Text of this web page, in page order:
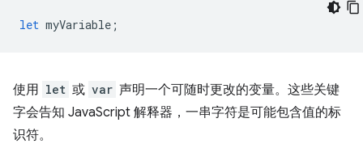
let myVariable ;
使用 let 或 var 声明一个可随时更改的变量。这些关键
字会告知 JavaScript 解释器，一串字符是可能包含值的标
识符。